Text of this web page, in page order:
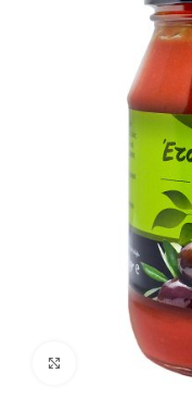
Click to enlarge